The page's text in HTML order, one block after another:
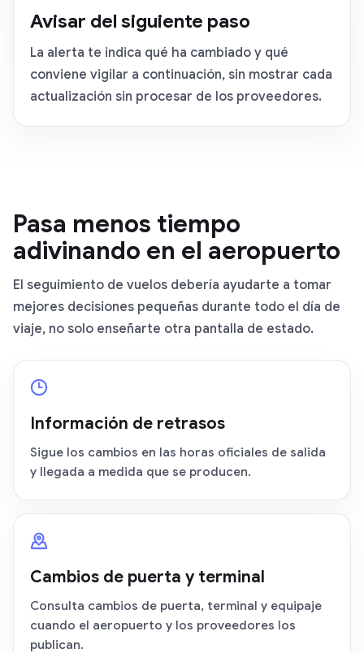
Avisar del siguiente paso
La alerta te indica qué ha cambiado y qué
conviene vigilar a continuación, sin mostrar cada
actualización sin procesar de los proveedores.
Pasa menos tiempo
adivinando en el aeropuerto
El seguimiento de vuelos debería ayudarte a tomar
mejores decisiones pequeñas durante todo el día de
viaje, no solo enseñarte otra pantalla de estado.
Información de retrasos
Sigue los cambios en las horas oficiales de salida
y llegada a medida que se producen.
Cambios de puerta y terminal
Consulta cambios de puerta, terminal y equipaje
cuando el aeropuerto y los proveedores los
publican.